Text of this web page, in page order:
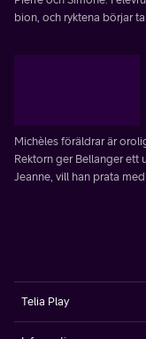
bion, och ryktena börjar
Michèles föräldrar är
Rektorn ger Bellanger ett
Jeanne, vill han prata
Telia Play